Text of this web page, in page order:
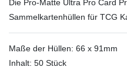
Die Pro-Matte Ultra Pro Card
Sammelkartenhüllen für TCG
Maße der Hüllen: 66 x 91mm
Inhalt: 50 Stück